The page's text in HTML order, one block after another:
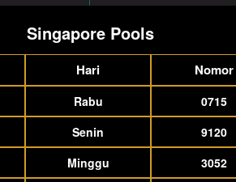
Singapore Pools
Hari Nomor
Rabu
0715
Senin
9120
Minggu
3052